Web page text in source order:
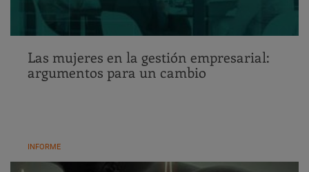
Las mujeres en la gestión empresarial:
argumentos para un cambio
INFORME